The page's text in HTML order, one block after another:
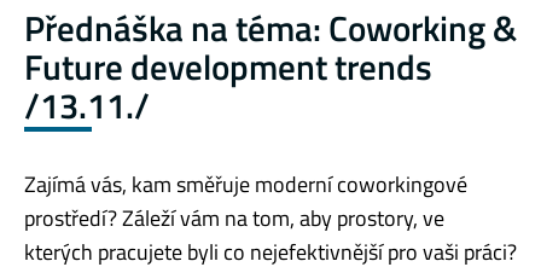
Přednáška na téma: Coworking &
Future development trends
/13.11./
Zajímá vás, kam směřuje moderní coworkingové
prostředí? Záleží vám na tom, aby prostory, ve
kterých pracujete byli co nejefektivnější pro vaši práci?